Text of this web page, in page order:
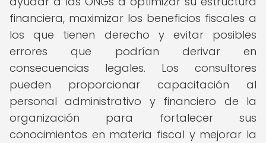
financiera, maximizar los beneficios fiscales a
los que tienen derecho y evitar posibles
errores que podrían derivar en
consecuencias legales. Los consultores
pueden proporcionar capacitación al
personal administrativo y financiero de la
organización para fortalecer sus
conocimientos en materia fiscal y mejorar la